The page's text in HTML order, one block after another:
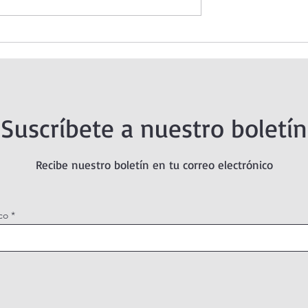
Suscríbete a nuestro boletín
Recibe nuestro boletín en tu correo electrónico